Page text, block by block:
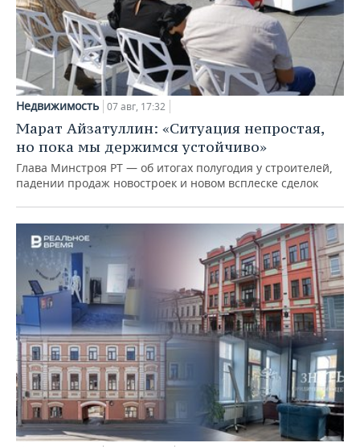
Недвижимость 07 авг, 17:32
Марат Айзатуллин: «Ситуация непростая,
но пока мы держимся устойчиво»
Глава Минстроя РТ — об итогах полугодия у строителей,
падении продаж новостроек и новом всплеске сделок